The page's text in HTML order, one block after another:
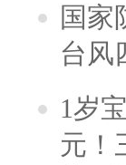
国家
台风
1岁
元！